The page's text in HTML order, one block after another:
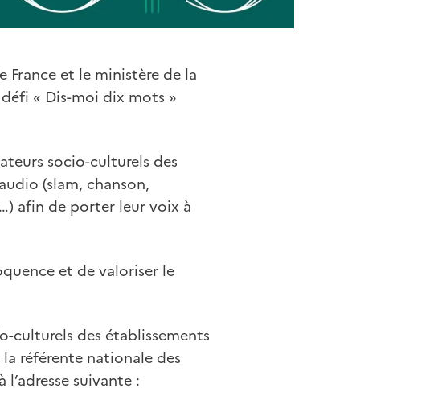
France et le ministère de la
« Dis-moi dix mots »
socio-culturels des
(slam, chanson,
afin de porter leur voix à
et de valoriser le
culturels des établissements
référente nationale des
suivante :